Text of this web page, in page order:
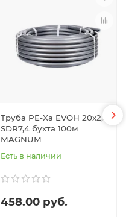
Труба PE-Xa EVOH 20х2,8
SDR7,4 бухта 100м
MAGNUM
Есть в наличии
458.00 руб.